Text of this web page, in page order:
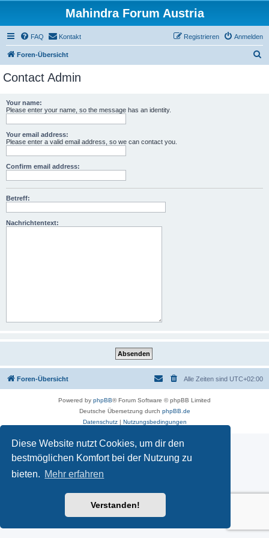
Diese Website nutzt Cookies, um dir den
bestmöglichen Komfort bei der Nutzung zu
bieten. Mehr erfahren
Verstanden!
Mahindra Forum Austria
FAQ Kontakt Anmelden
Registrieren
Foren-Übersicht
Contact Admin
Your name:
Please enter your name, so the message has an identity.
Your email address:
Please enter a valid email address, so we can contact you.
Confirm email address:
Betreff:
Nachrichtentext:
Foren-Übersicht Alle Zeiten sind UTC+02:00
Powered by phpBB® Forum Software © phpBB Limited
Deutsche Übersetzung durch phpBB.de
Datenschutz| Nutzungsbedingungen